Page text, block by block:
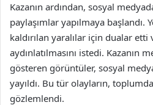
Kazanın ardından, sosyal
paylaşımlar yapılmaya başlandı.
kaldırılan yaralılar için dualar etti
aydınlatılmasını istedi. Kazanın
gösteren görüntüler, sosyal
yayıldı. Bu tür olayların,
gözlemlendi.